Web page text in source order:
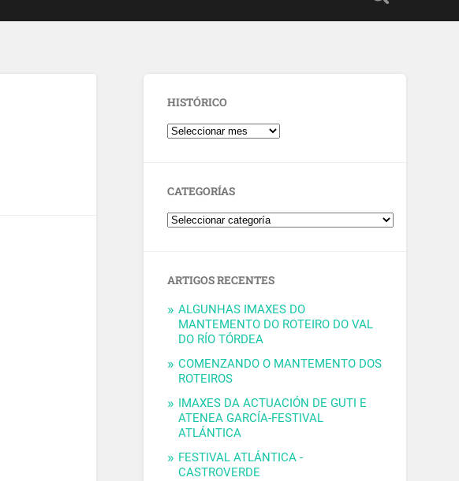
HISTÓRICO
CATEGORÍAS
ARTIGOS RECENTES
ALGUNHAS IMAXES DO
MANTEMENTO DO ROTEIRO DO VAL
DO RÍO TÓRDEA
COMENZANDO O MANTEMENTO DOS
ROTEIROS
IMAXES DA ACTUACIÓN DE GUTI E
ATENEA GARCÍA-FESTIVAL
ATLÁNTICA
FESTIVAL ATLÁNTICA -
CASTROVERDE